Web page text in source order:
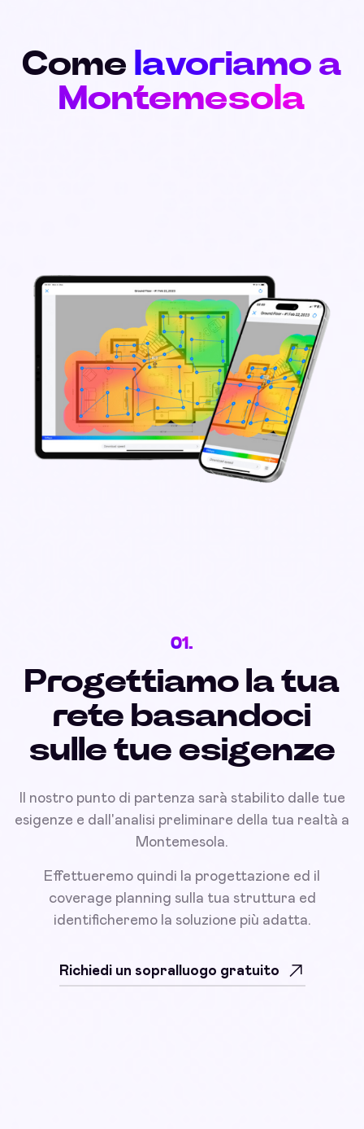
Come lavoriamo a
Montemesola
01.
Progettiamo la tua
rete basandoci
sulle tue esigenze
Il nostro punto di partenza sarà stabilito dalle tue
esigenze e dall'analisi preliminare della tua realtà a
Montemesola.
Effettueremo quindi la progettazione ed il
coverage planning sulla tua struttura ed
identificheremo la soluzione più adatta.
Richiedi un sopralluogo gratuito